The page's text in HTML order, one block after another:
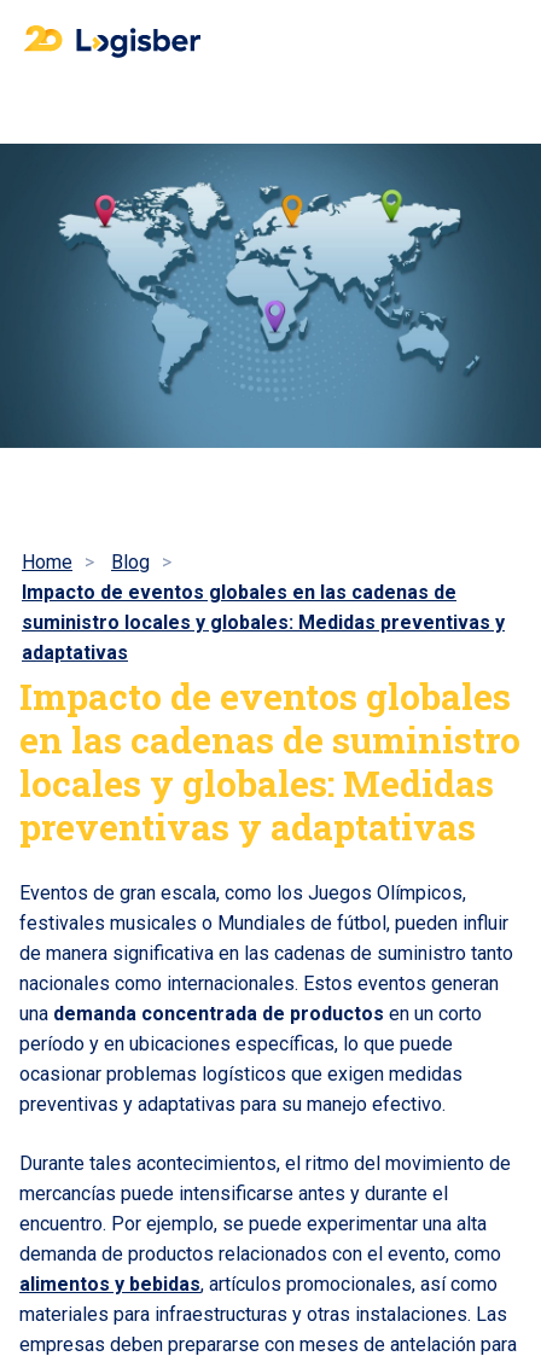
Home
Blog
Impacto de eventos globales en las cadenas de
suministro locales y globales: Medidas preventivas y
adaptativas
Impacto de eventos globales
en las cadenas de suministro
locales y globales: Medidas
preventivas y adaptativas
Eventos de gran escala, como los Juegos Olímpicos,
festivales musicales o Mundiales de fútbol, pueden influir
de manera significativa en las cadenas de suministro tanto
nacionales como internacionales. Estos eventos generan
una demanda concentrada de productos en un corto
período y en ubicaciones específicas, lo que puede
ocasionar problemas logísticos que exigen medidas
preventivas y adaptativas para su manejo efectivo.
Durante tales acontecimientos, el ritmo del movimiento de
mercancías puede intensificarse antes y durante el
encuentro. Por ejemplo, se puede experimentar una alta
demanda de productos relacionados con el evento, como
alimentos y bebidas, artículos promocionales, así como
materiales para infraestructuras y otras instalaciones. Las
empresas deben prepararse con meses de antelación para